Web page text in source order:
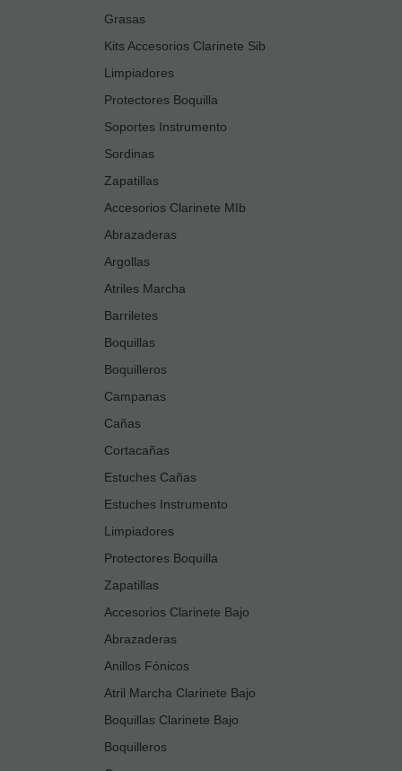
Grasas
Kits Accesorios Clarinete Sib
Limpiadores
Protectores Boquilla
Soportes Instrumento
Sordinas
Zapatillas
Accesorios Clarinete MIb
Abrazaderas
Argollas
Atriles Marcha
Barriletes
Boquillas
Boquilleros
Campanas
Cañas
Cortacañas
Estuches Cañas
Estuches Instrumento
Limpiadores
Protectores Boquilla
Zapatillas
Accesorios Clarinete Bajo
Abrazaderas
Anillos Fónicos
Atril Marcha Clarinete Bajo
Boquillas Clarinete Bajo
Boquilleros